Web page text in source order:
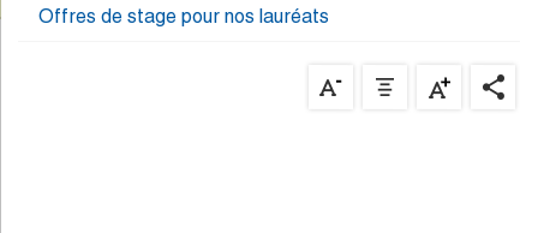
Offres de stage pour nos lauréats